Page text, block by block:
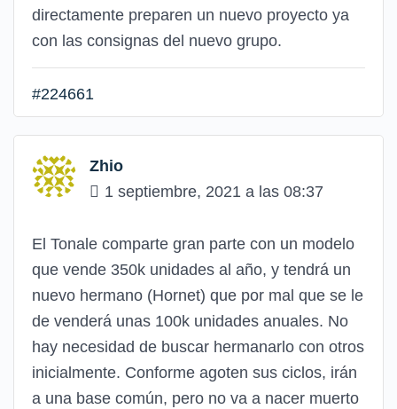
directamente preparen un nuevo proyecto ya
con las consignas del nuevo grupo.
#224661
Zhio
1 septiembre, 2021 a las 08:37
El Tonale comparte gran parte con un modelo
que vende 350k unidades al año, y tendrá un
nuevo hermano (Hornet) que por mal que se le
de venderá unas 100k unidades anuales. No
hay necesidad de buscar hermanarlo con otros
inicialmente. Conforme agoten sus ciclos, irán
a una base común, pero no va a nacer muerto